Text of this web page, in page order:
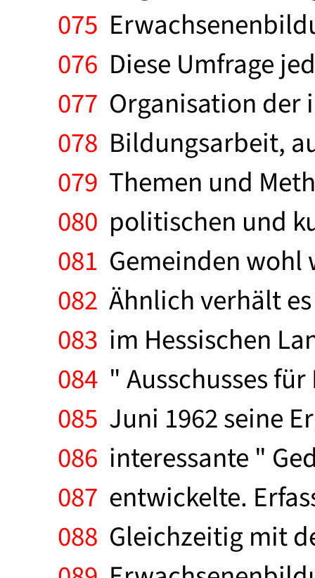
075
076 Diese Umfrage
077 Organisation der
078 Bildungsarbeit,
079 Themen und
080 politischen und
081 Gemeinden wohl
082 Ähnlich verhält
083 im Hessischen
084 " Ausschusses
085 Juni 1962 seine
086 interessante "
087 entwickelte.
088 Gleichzeitig mit